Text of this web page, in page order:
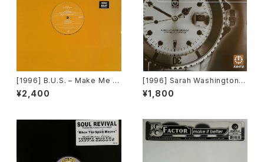
[1996] B.U.S. – Make Me H
appy [Paratone][在庫B]
¥2,400
[1996] Sarah Washington –
Everything (Mood II Swing
/ Torrales & Mendoza (Me
¥1,800